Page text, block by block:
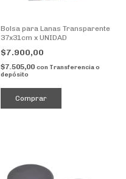
Bolsa para Lanas Transparente
37x31cm x UNIDAD
$7.900,00
$7.505,00 con Transferencia o
depósito